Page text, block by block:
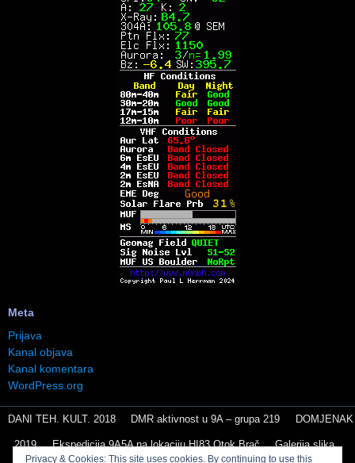
Meta
Prijava
Kanal objava
Kanal komentara
WordPress.org
DANI TEH. KULT. 2018 DMR aktivnost u 9A – grupa 219 DOMJENAK
2019 Ekspedicija 9A5A na lokaciju HI83 Otok Brač Galerija slika
Privacy & Cookies: This site uses cookies. By continuing to use this